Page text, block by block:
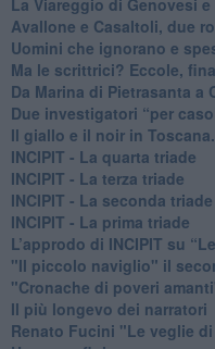
Avallone e Casaltoli, due
​Uomini che ignorano e
Ma le scrittrici? Eccole,
Da Marina di Pietrasanta a
​Due investigatori “per
​Il giallo e il noir in Toscana.
INCIPIT - La quarta triade
INCIPIT - La terza triade
INCIPIT - La seconda triade
INCIPIT - La prima triade
L’approdo di INCIPIT su
​"Il piccolo naviglio" il
​"Cronache di poveri
​Il più longevo dei narratori
Renato Fucini "Le veglie